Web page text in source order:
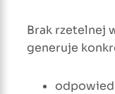
Brak rzetelnej
generuje